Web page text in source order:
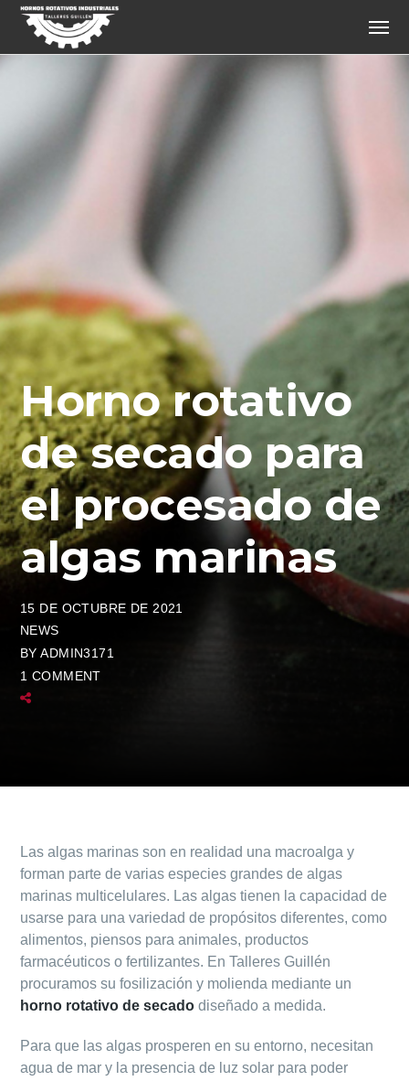
Horno rotativo
de secado para
el procesado de
algas marinas
15 DE OCTUBRE DE 2021
NEWS
BYADMIN3171
1 COMMENT
Las algas marinas son en realidad una macroalga y
forman parte de varias especies grandes de algas
marinas multicelulares. Las algas tienen la capacidad de
usarse para una variedad de propósitos diferentes, como
alimentos, piensos para animales, productos
farmacéuticos o fertilizantes. En Talleres Guillén
procuramos su fosilización y molienda mediante un
horno rotativo de secado diseñado a medida.
Para que las algas prosperen en su entorno, necesitan
agua de mar y la presencia de luz solar para poder